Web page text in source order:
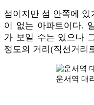
섬이지만 섬 안쪽에
이 없는 아파트이다.
가 보일 수는 있으나
정도의 거리(직선거리
운서역 대